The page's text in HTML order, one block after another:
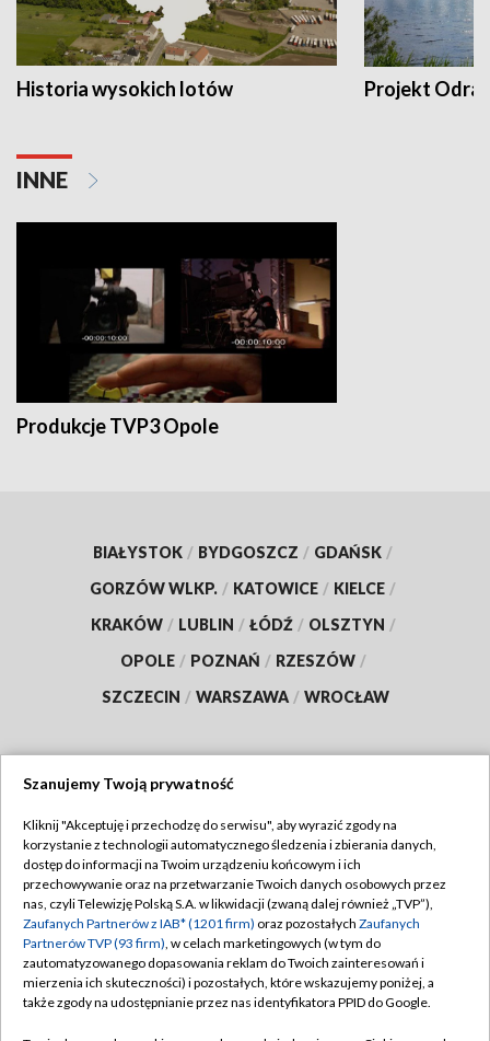
Historia wysokich lotów Projekt Odra
INNE
Produkcje TVP3 Opole
BIAŁYSTOK / BYDGOSZCZ / GDAŃSK /
GORZÓW WLKP. / KATOWICE / KIELCE /
KRAKÓW / LUBLIN / ŁÓDŹ / OLSZTYN /
OPOLE / POZNAŃ / RZESZÓW /
SZCZECIN / WARSZAWA / WROCŁAW
TVP
Abonament TVP
Emisja w TVP
Centrum informacji TVP
Naziemna Telewizja Cyfrowa
Regulamin TVP
Polityka prywatności
Moje zgody
Pomoc
Szanujemy Twoją prywatność
Kliknij "Akceptuję i przechodzę do serwisu", aby wyrazić zgody na
korzystanie z technologii automatycznego śledzenia i zbierania danych,
dostęp do informacji na Twoim urządzeniu końcowym i ich
przechowywanie oraz na przetwarzanie Twoich danych osobowych przez
nas, czyli Telewizję Polską S.A. w likwidacji (zwaną dalej również „TVP”),
Zaufanych Partnerów z IAB* (1201 firm) oraz pozostałych Zaufanych
Partnerów TVP (93 firm), w celach marketingowych (w tym do
zautomatyzowanego dopasowania reklam do Twoich zainteresowań i
mierzenia ich skuteczności) i pozostałych, które wskazujemy poniżej, a
także zgody na udostępnianie przez nas identyfikatora PPID do Google.